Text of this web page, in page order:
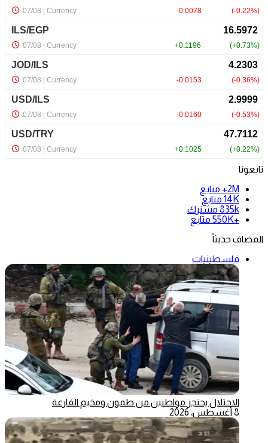
تابعونا
2M+
متابع
14K متابع
835k مشترك
+550K
متابع
المضاف حديثاً
فلسطينيات
الاحتلال يحتجز مواطنين من طمون ومخيم الفارعة
8 أغسطس، 2026